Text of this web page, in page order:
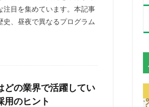
注目を集めています。本記事
、昼夜で異なるプログラム
どの業界で活躍してい
用のヒント